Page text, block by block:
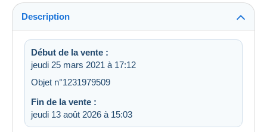
Description
Début de la vente :
jeudi 25 mars 2021 à 17:12
Objet n°1231979509
Fin de la vente :
jeudi 13 août 2026 à 15:03